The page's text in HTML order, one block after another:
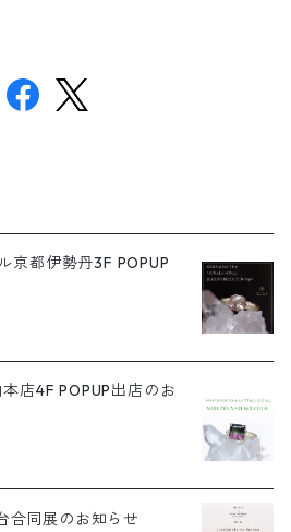
京都伊勢丹3F POPUP
店4F POPUP出店のお
合同展のお知らせ